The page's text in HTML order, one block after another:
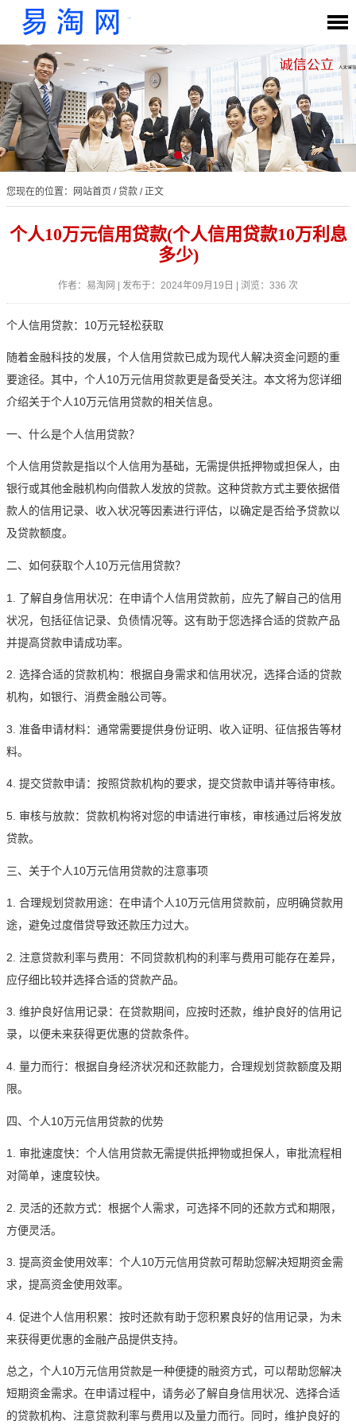
您现在的位置： 网站首页 /贷款 / 正文
个人10万元信用贷款(个人信用贷款10万利息
多少)
作者：易淘网 | 发布于：2024年09月19日 | 浏览：336 次
个人信用贷款：10万元轻松获取
随着金融科技的发展，个人信用贷款已成为现代人解决资金问题的重
要途径。其中，个人10万元信用贷款更是备受关注。本文将为您详细
介绍关于个人10万元信用贷款的相关信息。
一、什么是个人信用贷款？
个人信用贷款是指以个人信用为基础，无需提供抵押物或担保人，由
银行或其他金融机构向借款人发放的贷款。这种贷款方式主要依据借
款人的信用记录、收入状况等因素进行评估，以确定是否给予贷款以
及贷款额度。
二、如何获取个人10万元信用贷款？
1. 了解自身信用状况：在申请个人信用贷款前，应先了解自己的信用
状况，包括征信记录、负债情况等。这有助于您选择合适的贷款产品
并提高贷款申请成功率。
2. 选择合适的贷款机构：根据自身需求和信用状况，选择合适的贷款
机构，如银行、消费金融公司等。
3. 准备申请材料：通常需要提供身份证明、收入证明、征信报告等材
料。
4. 提交贷款申请：按照贷款机构的要求，提交贷款申请并等待审核。
5. 审核与放款：贷款机构将对您的申请进行审核，审核通过后将发放
贷款。
三、关于个人10万元信用贷款的注意事项
1. 合理规划贷款用途：在申请个人10万元信用贷款前，应明确贷款用
途，避免过度借贷导致还款压力过大。
2. 注意贷款利率与费用：不同贷款机构的利率与费用可能存在差异，
应仔细比较并选择合适的贷款产品。
3. 维护良好信用记录：在贷款期间，应按时还款，维护良好的信用记
录，以便未来获得更优惠的贷款条件。
4. 量力而行：根据自身经济状况和还款能力，合理规划贷款额度及期
限。
四、个人10万元信用贷款的优势
1. 审批速度快：个人信用贷款无需提供抵押物或担保人，审批流程相
对简单，速度较快。
2. 灵活的还款方式：根据个人需求，可选择不同的还款方式和期限，
方便灵活。
3. 提高资金使用效率：个人10万元信用贷款可帮助您解决短期资金需
求，提高资金使用效率。
4. 促进个人信用积累：按时还款有助于您积累良好的信用记录，为未
来获得更优惠的金融产品提供支持。
总之，个人10万元信用贷款是一种便捷的融资方式，可以帮助您解决
短期资金需求。在申请过程中，请务必了解自身信用状况、选择合适
的贷款机构、注意贷款利率与费用以及量力而行。同时，维护良好的